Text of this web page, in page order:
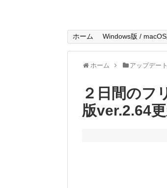
ホーム Windows版 /
ホーム アップデー
２日間のフ
版ver.2.64更